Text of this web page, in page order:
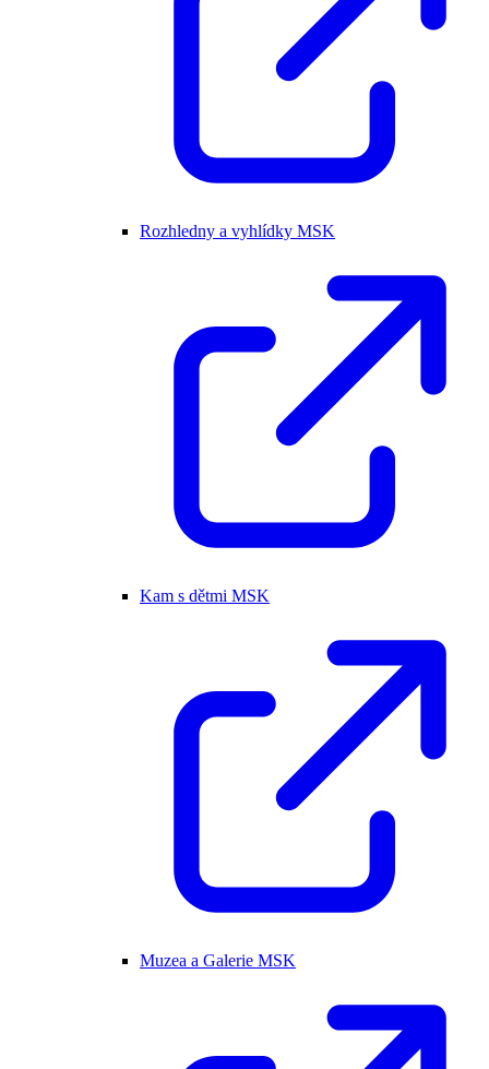
Rozhledny a vyhlídky MSK
Kam s dětmi MSK
Muzea a Galerie MSK